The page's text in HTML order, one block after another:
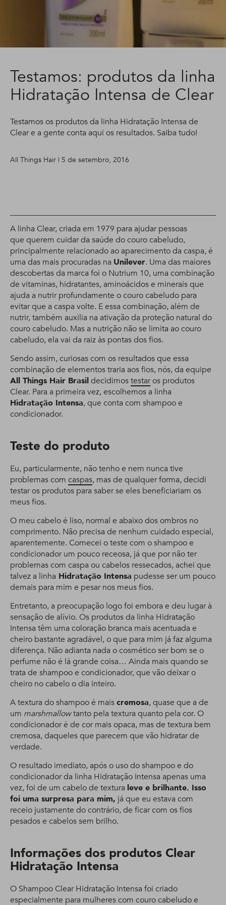
Testamos: produtos da linha
Hidratação Intensa de Clear
Testamos os produtos da linha Hidratação Intensa de
Clear e a gente conta aqui os resultados. Saiba tudo!
All Things Hair | 5 de setembro, 2016
A linha Clear, criada em 1979 para ajudar pessoas
que querem cuidar da saúde do couro cabeludo,
principalmente relacionado ao aparecimento da caspa, é
uma das mais procuradas na Unilever. Uma das maiores
descobertas da marca foi o Nutrium 10, uma combinação
de vitaminas, hidratantes, aminoácidos e minerais que
ajuda a nutrir profundamente o couro cabeludo para
evitar que a caspa volte. E essa combinação, além de
nutrir, também auxilia na ativação da proteção natural do
couro cabeludo. Mas a nutrição não se limita ao couro
cabeludo, ela vai da raiz às pontas dos fios.
Sendo assim, curiosas com os resultados que essa
combinação de elementos traria aos fios, nós, da equipe
All Things Hair Brasildecidimostestaros produtos
Clear. Para a primeira vez, escolhemos a linha
Hidratação Intensa, que conta com shampoo e
condicionador.
Teste do produto
Eu, particularmente, não tenho e nem nunca tive
problemas com caspas, mas de qualquer forma, decidi
testar os produtos para saber se eles beneficiariam os
meus fios.
O meu cabelo é liso, normal e abaixo dos ombros no
comprimento. Não precisa de nenhum cuidado especial,
aparentemente. Comecei o teste com o shampoo e
condicionador um pouco receosa, já que por não ter
problemas com caspa ou cabelos ressecados, achei que
talvez a linha Hidratação Intensa pudesse ser um pouco
demais para mim e pesar nos meus fios.
Entretanto, a preocupação logo foi embora e deu lugar à
sensação de alívio. Os produtos da linha Hidratação
Intensa têm uma coloração branca mais acentuada e
cheiro bastante agradável, o que para mim já faz alguma
diferença. Não adianta nada o cosmético ser bom se o
perfume não é lá grande coisa… Ainda mais quando se
trata de shampoo e condicionador, que vão deixar o
cheiro no cabelo o dia inteiro.
A textura do shampoo é maiscremosa, quase que a de
um marshmallowtanto pela textura quanto pela cor. O
condicionador é de cor mais opaca, mas de textura bem
cremosa, daqueles que parecem que vão hidratar de
verdade.
O resultado imediato, após o uso do shampoo e do
condicionador da linha Hidratação Intensa apenas uma
vez, foi de um cabelo de textura leve e brilhante. Isso
foi uma surpresa para mim, já que eu estava com
receio justamente do contrário, de ficar com os fios
pesados e cabelos sem brilho.
Informações dos produtos Clear
Hidratação Intensa
O Shampoo Clear Hidratação Intensa foi criado
especialmente para mulheres com couro cabeludo e